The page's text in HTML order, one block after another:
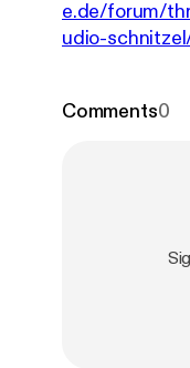
e.de/forum/
udio-
Comments0